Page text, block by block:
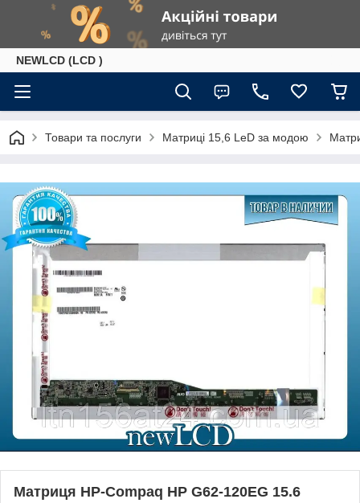
NEWLCD (LCD )
Товари та послуги Матриці 15,6 LeD за модою
Матриця HP-Compaq HP G62-120EG 15.6